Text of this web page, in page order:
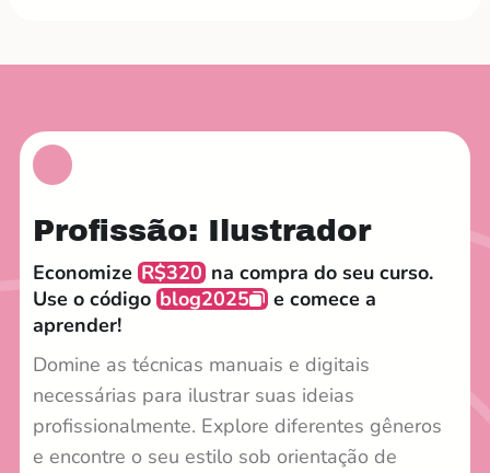
Profissão: Ilustrador
Economize R$320 na compra do seu curso.
Use o código blog2025
e comece a
aprender!
Domine as técnicas manuais e digitais
necessárias para ilustrar suas ideias
profissionalmente. Explore diferentes gêneros
e encontre o seu estilo sob orientação de